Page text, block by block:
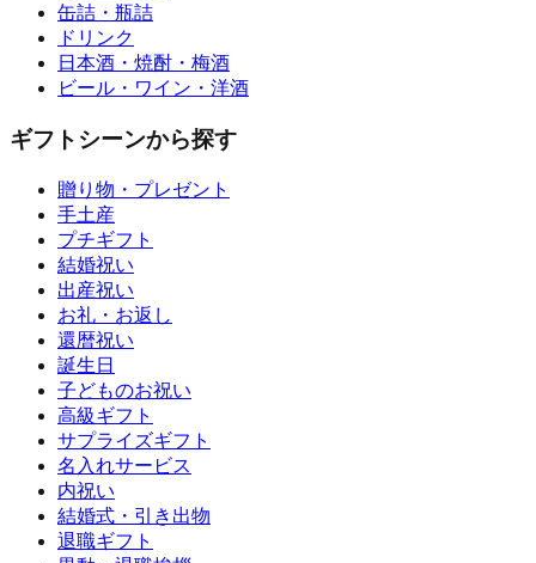
缶詰・瓶詰
ドリンク
日本酒・焼酎・梅酒
ビール・ワイン・洋酒
ギフトシーンから探す
贈り物・プレゼント
手土産
プチギフト
結婚祝い
出産祝い
お礼・お返し
還暦祝い
誕生日
子どものお祝い
高級ギフト
サプライズギフト
名入れサービス
内祝い
結婚式・引き出物
退職ギフト